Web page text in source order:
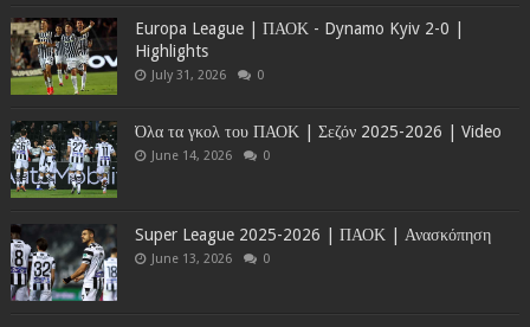
Europa League | ΠΑΟΚ - Dynamo Kyiv 2-0 |
Highlights
July 31, 2026 0
Όλα τα γκολ του ΠΑΟΚ | Σεζόν 2025-2026 | Video
June 14, 2026 0
Super League 2025-2026 | ΠΑΟΚ | Ανασκόπηση
June 13, 2026 0